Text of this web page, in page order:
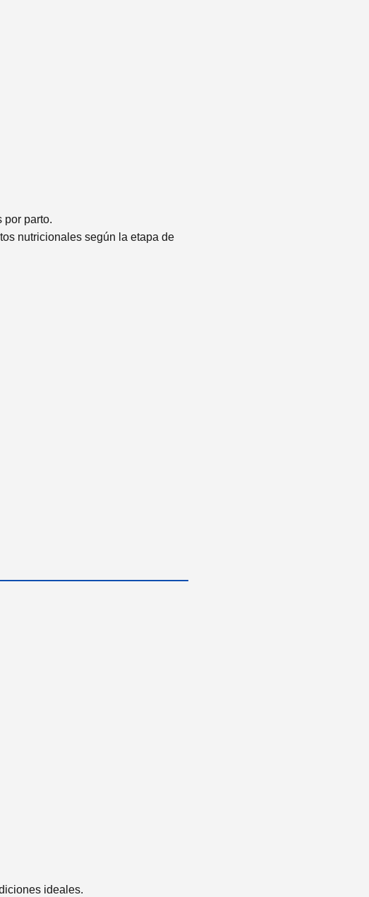
por parto.
nutricionales según la etapa de
ideales.